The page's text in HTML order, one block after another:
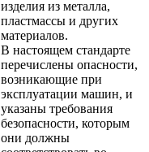
изделия из металла,
пластмассы и других
материалов.
В настоящем стандарте
перечислены опасности,
возникающие при
эксплуатации машин, и
указаны требования
безопасности, которым
они должны